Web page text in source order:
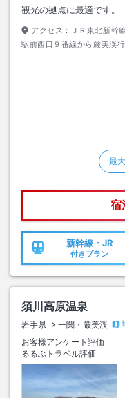
観光の拠点に最適です。
アクセス：
ＪＲ東北新
駅前西口９番線から厳美渓
最
宿
新幹線・JR
付きプラン
須川高原温泉
岩手県 一関・厳美渓
お客様アンケート評価
るるぶトラベル評価